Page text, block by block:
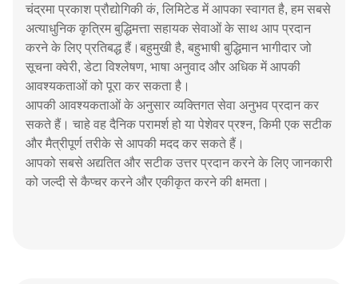
चंद्रमा प्रकाश प्रौद्योगिकी कं, लिमिटेड में आपका स्वागत है, हम सबसे
अत्याधुनिक कृत्रिम बुद्धिमत्ता सहायक सेवाओं के साथ आप प्रदान
करने के लिए प्रतिबद्ध हैं।बहुमुखी है, बहुभाषी बुद्धिमान भागीदार जो
सूचना क्वेरी, डेटा विश्लेषण, भाषा अनुवाद और अधिक में आपकी
आवश्यकताओं को पूरा कर सकता है।
आपकी आवश्यकताओं के अनुसार व्यक्तिगत सेवा अनुभव प्रदान कर
सकते हैं। चाहे वह दैनिक परामर्श हो या पेशेवर प्रश्न, किमी एक सटीक
और मैत्रीपूर्ण तरीके से आपकी मदद कर सकते हैं।
आपको सबसे अद्यतित और सटीक उत्तर प्रदान करने के लिए जानकारी
को जल्दी से कैप्चर करने और एकीकृत करने की क्षमता।